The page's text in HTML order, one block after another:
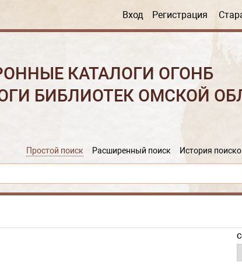
Вход Регистрация
КАТАЛОГИ ОГОНБ
БИБЛИОТЕК ОМСКОЙ
Простой поиск Расширенный поиск История